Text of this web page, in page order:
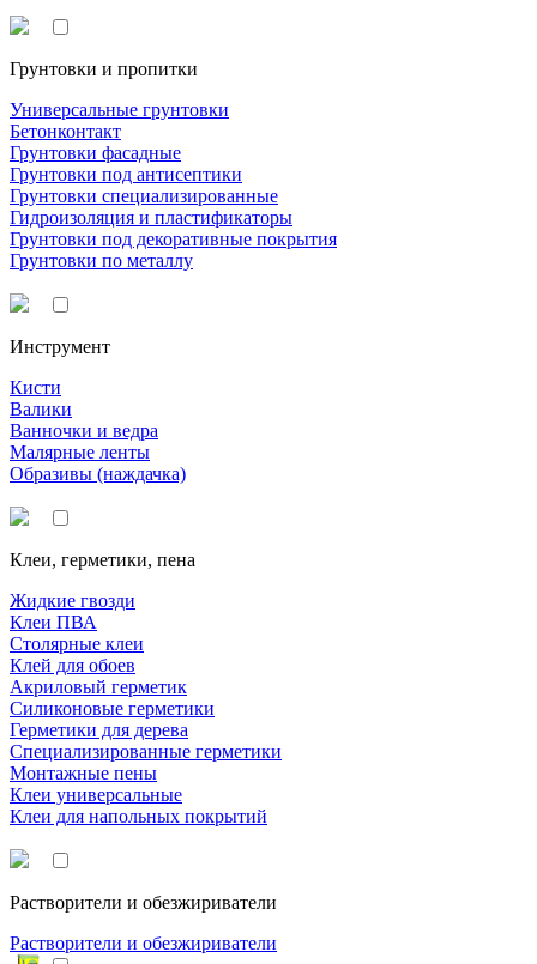
Грунтовки и пропитки
Универсальные грунтовки
Бетонконтакт
Грунтовки фасадные
Грунтовки под антисептики
Грунтовки специализированные
Гидроизоляция и пластификаторы
Грунтовки под декоративные покрытия
Грунтовки по металлу
Инструмент
Кисти
Валики
Ванночки и ведра
Малярные ленты
Образивы (наждачка)
Клеи, герметики, пена
Жидкие гвозди
Клеи ПВА
Столярные клеи
Клей для обоев
Акриловый герметик
Силиконовые герметики
Герметики для дерева
Специализированные герметики
Монтажные пены
Клеи универсальные
Клеи для напольных покрытий
Растворители и обезжириватели
Растворители и обезжириватели